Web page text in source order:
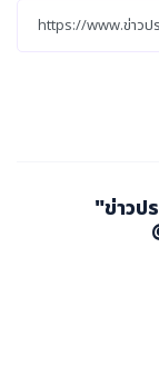
ที่ 16 มิถุนายนที่
"ข่าวป